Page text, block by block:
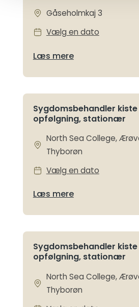
Gåseholmkaj 3
Vælg en dato
Læs mere
Sygdomsbehandler kiste
opfølgning, stationær
North Sea College,
Thyborøn
Vælg en dato
Læs mere
Sygdomsbehandler kiste
opfølgning, stationær
North Sea College,
Thyborøn